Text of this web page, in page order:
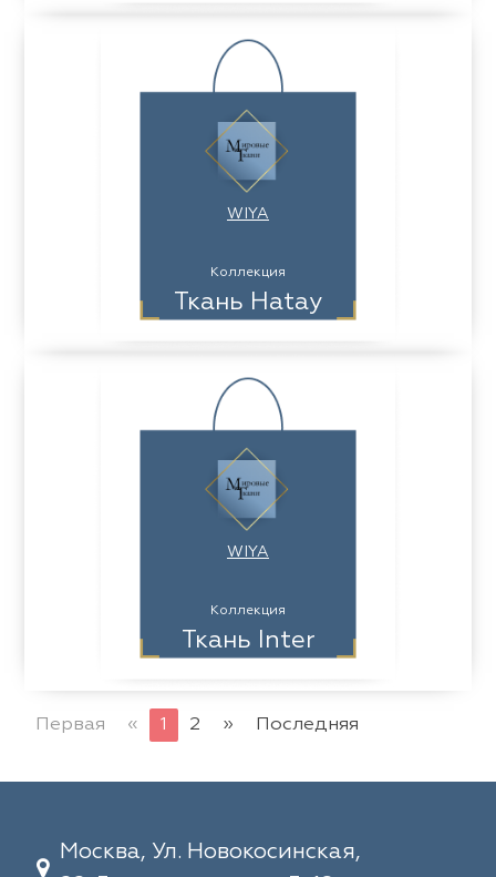
WIYA
Коллекция
Ткань Hatay
WIYA
Коллекция
Ткань Inter
Первая « 1 2 » Последняя
Москва, Ул. Новокосинская,